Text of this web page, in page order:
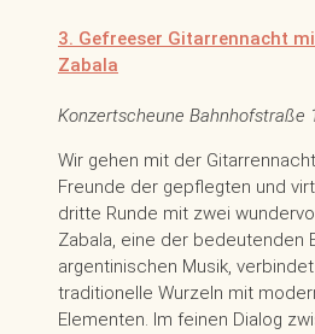
3. Gefreeser Gitarrennacht
Zabala
Konzertscheune Bahnhofstraße
Wir gehen mit der
Freunde der gepflegten und
dritte Runde mit zwei
Zabala, eine der bedeutenden
argentinischen Musik,
traditionelle Wurzeln mit
Elementen. Im feinen Dialog